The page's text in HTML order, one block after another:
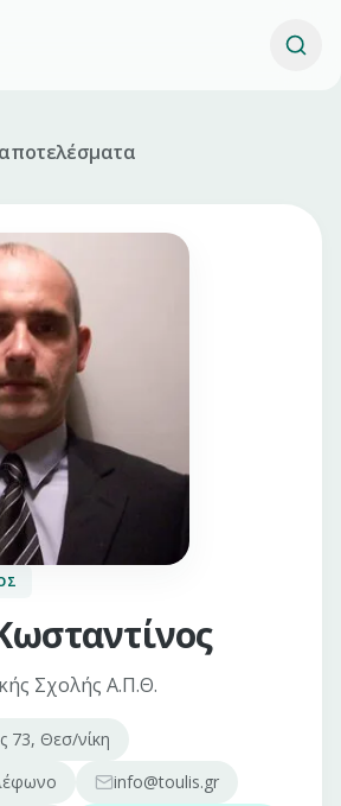
Σχολής Α.Π.Θ.
73, Θεσ/νίκη
info@toulis.gr